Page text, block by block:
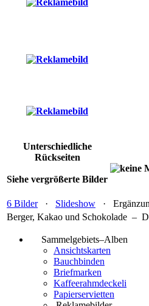
Unterschiedliche
Rückseiten
Siehe vergrößerte Bilder
6 Bilder· Slideshow ·
Berger, Kakao und Schokolade –
Sammelgebiets–Alben
Ansichtskarten
Bauchbinden
Briefmarken
Kaffeerahmdeckeli
Papierservietten